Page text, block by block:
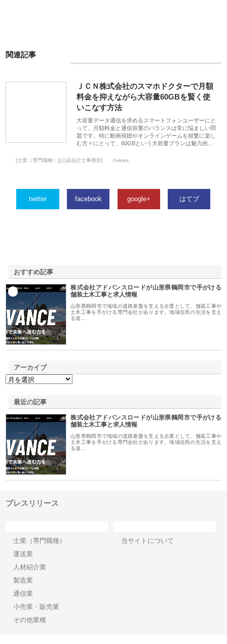
関連記事
ＪＣＮ株式会社のスマホドクターで月額
料金を抑えながら大容量60GBを賢く使
いこなす方法
大容量データ通信を求めるスマートフォンユーザーにと
って、月額料金と通信容量のバランスは常に悩ましい問
題です。特に動画視聴やオンラインゲームを頻繁に楽し
む方々にとって、60GBという大容量プランは魅力的…
[士業（専門職種）][公認会計士事務所] 0views
twitter facebook google+ はてブ
おすすめ記事
株式会社アドバンスロードが山形県鶴岡市で手がける
舗装土木工事と求人情報
山形県鶴岡市で地域の道路基盤を支える企業として、舗装工事や
土木工事を手がける専門会社があります。地域住民の生活を支え
る道…
アーカイブ
最近の記事
株式会社アドバンスロードが山形県鶴岡市で手がける
舗装土木工事と求人情報
山形県鶴岡市で地域の道路基盤を支える企業として、舗装工事や
土木工事を手がける専門会社があります。地域住民の生活を支え
る道…
プレスリリース
士業（専門職種）
運送業
人材紹介業
製造業
通信業
小売業・販売業
その他業種
当サイトについて